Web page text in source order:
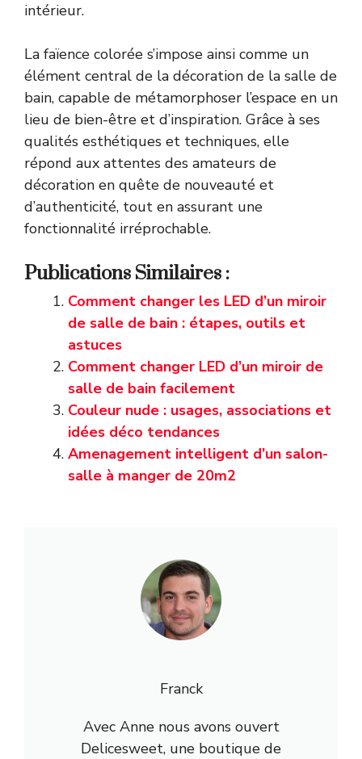
intérieur.
La faïence colorée s’impose ainsi comme un
élément central de la décoration de la salle de
bain, capable de métamorphoser l’espace en un
lieu de bien-être et d’inspiration. Grâce à ses
qualités esthétiques et techniques, elle
répond aux attentes des amateurs de
décoration en quête de nouveauté et
d’authenticité, tout en assurant une
fonctionnalité irréprochable.
Publications Similaires :
Comment changer les LED d’un miroir
de salle de bain : étapes, outils et
astuces
Comment changer LED d’un miroir de
salle de bain facilement
Couleur nude : usages, associations et
idées déco tendances
Amenagement intelligent d’un salon-
salle à manger de 20m2
Franck
Avec Anne nous avons ouvert
Delicesweet, une boutique de